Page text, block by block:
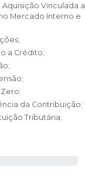
Vinculada a
Mercado Interno e
a Crédito;
da Contribuição;
Tributária;​